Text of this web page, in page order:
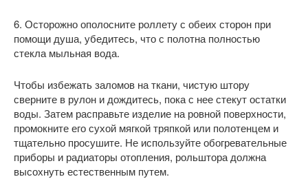
6. Осторожно ополосните роллету с обеих сторон при
помощи душа, убедитесь, что с полотна полностью
стекла мыльная вода.
Чтобы избежать заломов на ткани, чистую штору
сверните в рулон и дождитесь, пока с нее стекут остатки
воды. Затем расправьте изделие на ровной поверхности,
промокните его сухой мягкой тряпкой или полотенцем и
тщательно просушите. Не используйте обогревательные
приборы и радиаторы отопления, рольштора должна
высохнуть естественным путем.